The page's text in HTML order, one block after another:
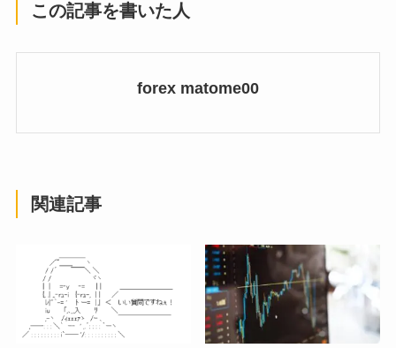
この記事を書いた人
forex matome00
関連記事